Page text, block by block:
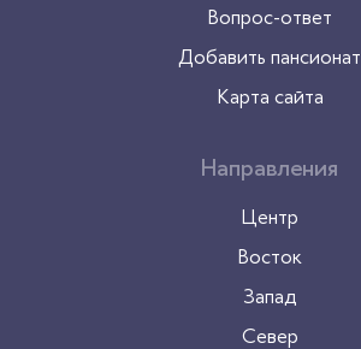
Вопрос-ответ
Добавить пансионат
Карта сайта
Направления
Центр
Восток
Запад
Север